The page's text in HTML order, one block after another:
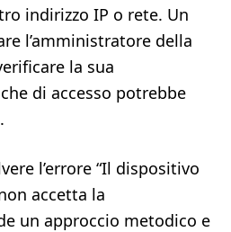
indirizzo IP o rete. Un
l’amministratore della
la sua
di accesso potrebbe
l’errore “Il dispositivo
accetta la
un approccio metodico e